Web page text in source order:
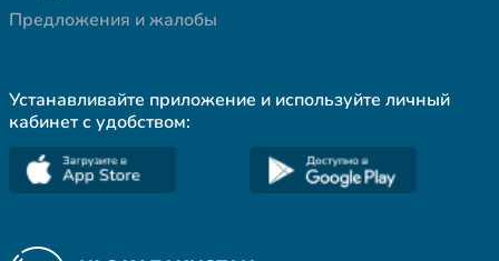
Предложения и жалобы
Устанавливайте приложение и используйте личный
кабинет с удобством: